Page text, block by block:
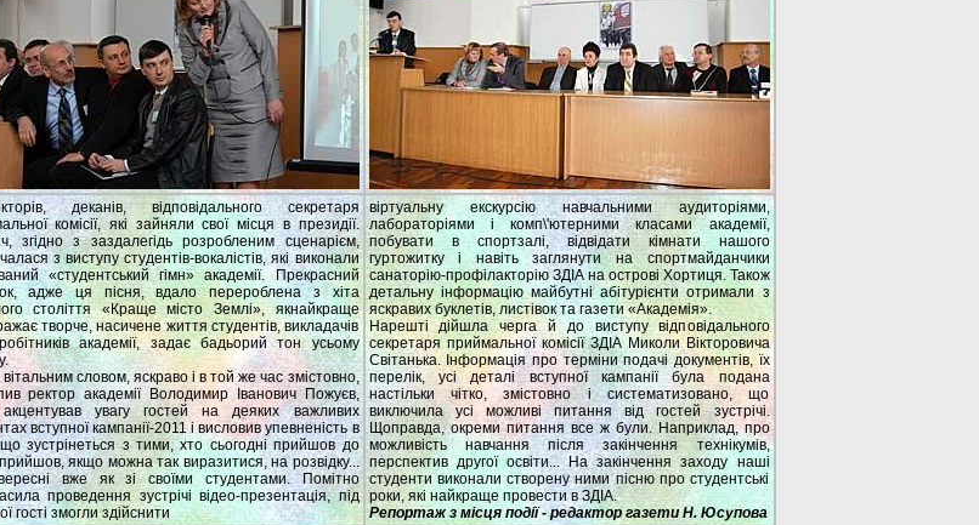
деканів, відповідального секретаря
комісії, які зайняли свої місця в президії.
згідно з заздалегідь розробленим сценарієм,
з виступу студентів-вокалістів, які виконали
«студентський гімн» академії. Прекрасний
адже ця пісня, вдало перероблена з хіта
століття «Краще місто Землі», якнайкраще
творче, насичене життя студентів, викладачів
академії, задає бадьорий тон усьому
вітальним словом, яскраво і в той же час змістовно,
ректор академії Володимир Іванович Пожуєв,
увагу гостей на деяких важливих
вступної кампанії-2011 і висловив упевненість в
зустрінеться з тими, хто сьогодні прийшов до
якщо можна так виразитися, на розвідку...
вже як зі своїми студентами. Помітно
проведення зустрічі відео-презентація, під
гості змогли здійснити
віртуальну екскурсію навчальними аудиторіями,
лабораторіями і комп\'ютерними класами академії,
побувати в спортзалі, відвідати кімнати нашого
гуртожитку і навіть заглянути на спортмайданчики
санаторію-профілакторію ЗДІА на острові Хортиця. Також
детальну інформацію майбутні абітурієнти отримали з
яскравих буклетів, листівок та газети «Академія».
Нарешті дійшла черга й до виступу відповідального
секретаря приймальної комісії ЗДІА Миколи Вікторовича
Світанька. Інформація про терміни подачі документів, їх
перелік, усі деталі вступної кампанії була подана
настільки чітко, змістовно і систематизовано, що
виключила усі можливі питання від гостей зустрічі.
Щоправда, окреми питання все ж були. Наприклад, про
можливість навчання після закінчення технікумів,
перспектив другої освіти... На закінчення заходу наші
студенти виконали створену ними пісню про студентські
роки, які найкраще провести в ЗДІА.
Репортаж з місця події - редактор газети Н. Юсупова